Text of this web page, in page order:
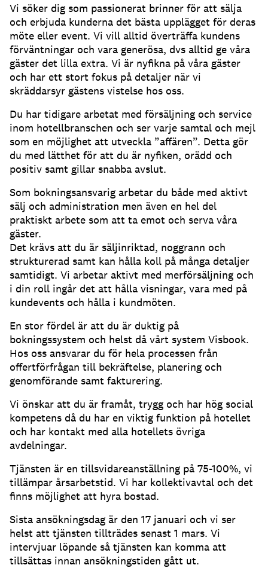
Vi söker dig som passionerat brinner för att sälja
och erbjuda kunderna det bästa upplägget för deras
möte eller event. Vi vill alltid överträffa kundens
förväntningar och vara generösa, dvs alltid ge våra
gäster det lilla extra. Vi är nyfikna på våra gäster
och har ett stort fokus på detaljer när vi
skräddarsyr gästens vistelse hos oss.
Du har tidigare arbetat med försäljning och service
inom hotellbranschen och ser varje samtal och mejl
som en möjlighet att utveckla ”affären”. Detta gör
du med lätthet för att du är nyfiken, orädd och
positiv samt gillar snabba avslut.
Som bokningsansvarig arbetar du både med aktivt
sälj och administration men även en hel del
praktiskt arbete som att ta emot och serva våra
gäster.
Det krävs att du är säljinriktad, noggrann och
strukturerad samt kan hålla koll på många detaljer
samtidigt. Vi arbetar aktivt med merförsäljning och
i din roll ingår det att hålla visningar, vara med på
kundevents och hålla i kundmöten.
En stor fördel är att du är duktig på
bokningssystem och helst då vårt system Visbook.
Hos oss ansvarar du för hela processen från
offertförfrågan till bekräftelse, planering och
genomförande samt fakturering.
Vi önskar att du är framåt, trygg och har hög social
kompetens då du har en viktig funktion på hotellet
och har kontakt med alla hotellets övriga
avdelningar.
Tjänsten är en tillsvidareanställning på 75-100%, vi
tillämpar årsarbetstid. Vi har kollektivavtal och det
finns möjlighet att hyra bostad.
Sista ansökningsdag är den 17 januari och vi ser
helst att tjänsten tillträdes senast 1 mars. Vi
intervjuar löpande så tjänsten kan komma att
tillsättas innan ansökningstiden gått ut.